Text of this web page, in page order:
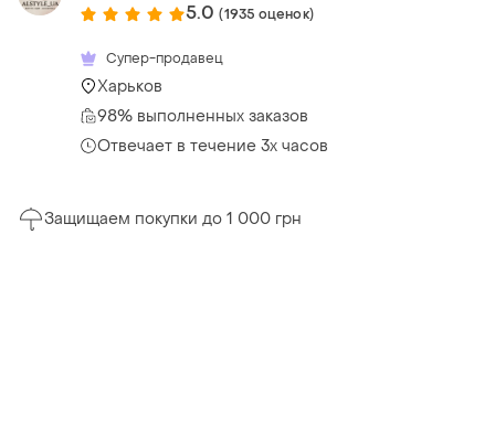
5.0 (1935 оценок)
Супер-продавец
Харьков
98% выполненных заказов
Отвечает в течение 3х часов
Защищаем покупки до 1 000 грн